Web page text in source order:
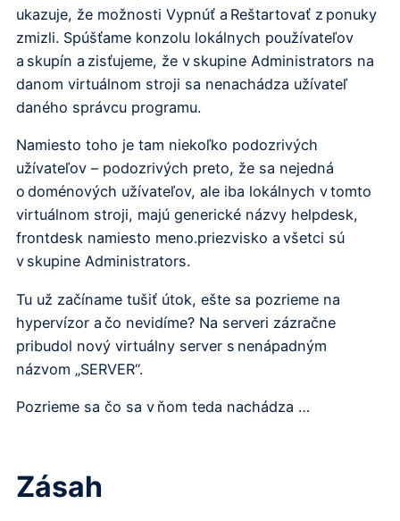
ukazuje, že možnosti Vypnúť a Reštartovať z ponuky
zmizli. Spúšťame konzolu lokálnych používateľov
a skupín a zisťujeme, že v skupine Administrators na
danom virtuálnom stroji sa nenachádza užívateľ
daného správcu programu.
Namiesto toho je tam niekoľko podozrivých
užívateľov – podozrivých preto, že sa nejedná
o doménových užívateľov, ale iba lokálnych v tomto
virtuálnom stroji, majú generické názvy helpdesk,
frontdesk namiesto meno.priezvisko a všetci sú
v skupine Administrators.
Tu už začíname tušiť útok, ešte sa pozrieme na
hypervízor a čo nevidíme? Na serveri zázračne
pribudol nový virtuálny server s nenápadným
názvom „SERVER“.
Pozrieme sa čo sa v ňom teda nachádza …
Zásah